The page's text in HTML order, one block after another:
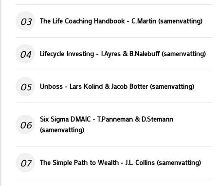
03 The Life Coaching Handbook - C.Martin (samenvatting)
04 Lifecycle Investing - I.Ayres & B.Nalebuff (samenvatting)
05 Unboss - Lars Kolind & Jacob Botter (samenvatting)
06
Six Sigma DMAIC - T.Panneman & D.Stemann
(samenvatting)
07 The Simple Path to Wealth - J.L. Collins (samenvatting)